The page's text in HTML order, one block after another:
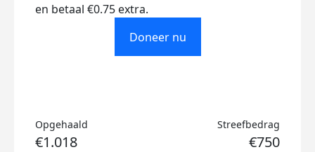
en betaal €0.75 extra.
Doneer nu
Opgehaald
€1.018
Streefbedrag
€750